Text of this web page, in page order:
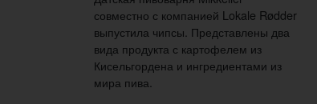
совместно с компанией Lokale Rødder
выпустила чипсы. Представлены два
вида продукта с картофелем из
Кисельгордена и ингредиентами из
мира пива.